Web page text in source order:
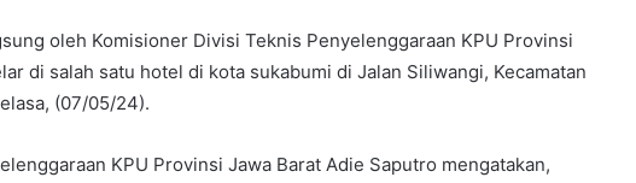
oleh Komisioner Divisi Teknis Penyelenggaraan KPU Provinsi
di salah satu hotel di kota sukabumi di Jalan Siliwangi, Kecamatan
(07/05/24).
KPU Provinsi Jawa Barat Adie Saputro mengatakan,